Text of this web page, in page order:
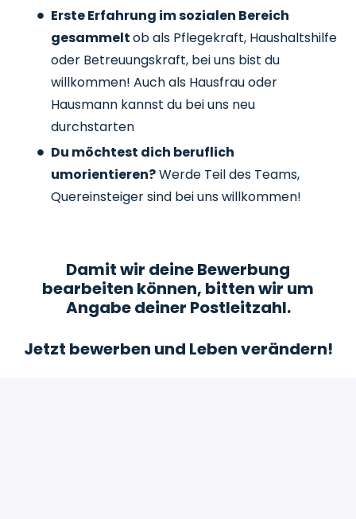
Erste Erfahrung im sozialen Bereich
gesammeltob als Pflegekraft, Haushaltshilfe
oder Betreuungskraft, bei uns bist du
willkommen! Auch als Hausfrau oder
Hausmann kannst du bei uns neu
durchstarten
Du möchtest dich beruflich
umorientieren?Werde Teil des Teams,
Quereinsteiger sind bei uns willkommen!
Damit wir deine Bewerbung
bearbeiten können, bitten wir um
Angabe deiner Postleitzahl.
Jetzt bewerben und Leben verändern!